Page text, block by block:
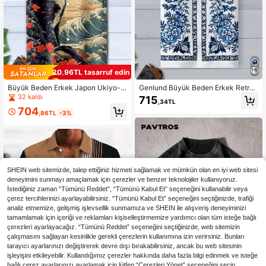
20,96TL tasarruf edin
Büyük Beden Erkek Japon Ukiyo-E
Sakura, Erik Çiçeği ve Kedi Baskılı
Düğme Cepli Kısa Kollu Gömlek
32 kaldı
704,86TL -3%
Genlund Büyük Beden Erkek Retro
Çiçek Desenli Kısa Kollu Gömlek, T
atil, Plaj, Günlük Kullanım İçin
715 ,34TL
SHEIN web sitemizde, talep ettiğiniz hizmeti sağlamak ve mümkün olan en iyi web sitesi
deneyimini sunmayı amaçlamak için çerezler ve benzer teknolojiler kullanıyoruz.
İstediğiniz zaman “Tümünü Reddet”, “Tümünü Kabul Et” seçeneğini kullanabilir veya
çerez tercihlerinizi ayarlayabilirsiniz. “Tümünü Kabul Et” seçeneğini seçtiğinizde, trafiği
analiz etmemize, gelişmiş işlevsellik sunmamıza ve SHEIN ile alışveriş deneyiminizi
tamamlamak için içeriği ve reklamları kişiselleştirmemize yardımcı olan tüm isteğe bağlı
çerezleri ayarlayacağız. “Tümünü Reddet” seçeneğini seçtiğinizde, web sitemizin
çalışmasını sağlayan kesinlikle gerekli çerezlerin kullanımına izin verirsiniz. Bunları
tarayıcı ayarlarınızı değiştirerek devre dışı bırakabilirsiniz, ancak bu web sitesinin
işleyişini etkileyebilir. Kullandığımız çerezler hakkında daha fazla bilgi edinmek ve isteğe